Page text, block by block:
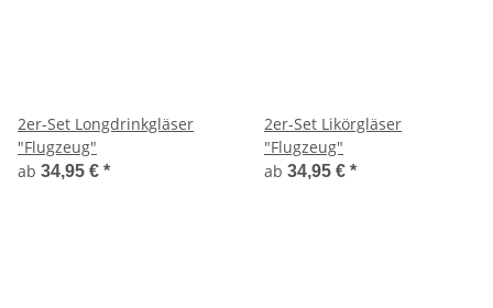
2er-Set Longdrinkgläser
"Flugzeug"
ab 34,95 € *
2er-Set Likörgläser
"Flugzeug"
ab 34,95 € *